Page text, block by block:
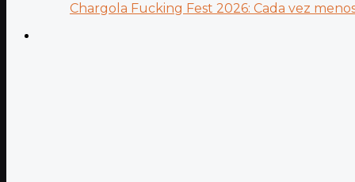
Chargola Fucking Fest 2026: Cada vez